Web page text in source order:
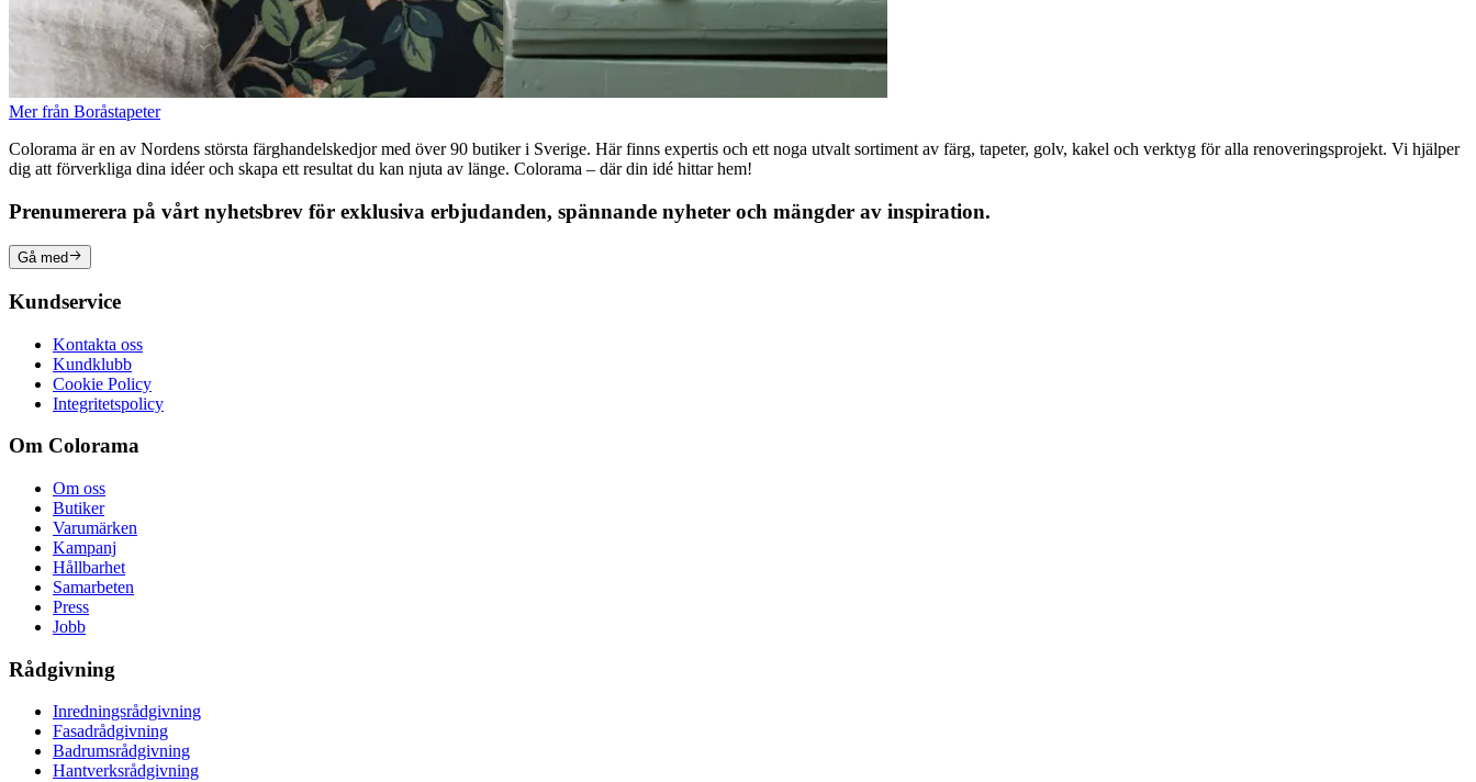
Mer från Boråstapeter
Colorama är en av Nordens största färghandelskedjor med över 90 butiker i Sverige. Här finns expertis och ett noga utvalt sortiment av färg, tapeter, golv, kakel och verktyg för alla renoveringsprojekt. Vi hjälper
dig att förverkliga dina idéer och skapa ett resultat du kan njuta av länge. Colorama – där din idé hittar hem!
Prenumerera på vårt nyhetsbrev för exklusiva erbjudanden, spännande nyheter och mängder av inspiration.
Gå med
Kundservice
Kontakta oss
Kundklubb
Cookie Policy
Integritetspolicy
Om Colorama
Om oss
Butiker
Varumärken
Kampanj
Hållbarhet
Samarbeten
Press
Jobb
Rådgivning
Inredningsrådgivning
Fasadrådgivning
Badrumsrådgivning
Hantverksrådgivning